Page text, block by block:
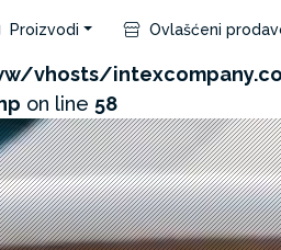
product/
vhosts/
on line 58
Proizvodi Ovlašćeni